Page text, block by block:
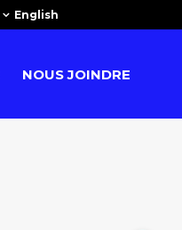
English
NOUS JOINDRE